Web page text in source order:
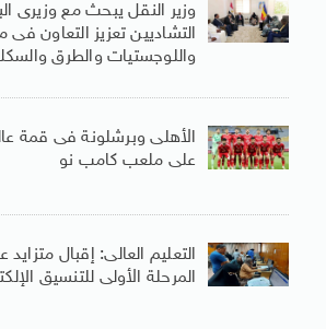
وزير النقل يبحث مع وزيرى
التشاديين تعزيز التعاون
واللوجستيات والطرق
على ملعب كامب نو
التعليم العالى: إقبال
المرحلة الأولى للتنسيق